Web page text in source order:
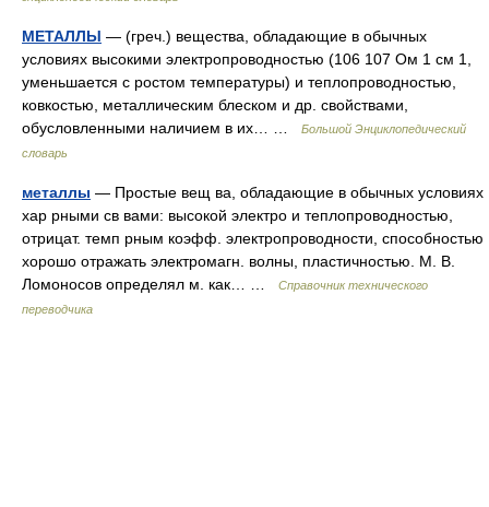
МЕТАЛЛЫ — (греч.) вещества, обладающие в обычных
условиях высокими электропроводностью (106 107 Ом 1 см 1,
уменьшается с ростом температуры) и теплопроводностью,
ковкостью, металлическим блеском и др. свойствами,
обусловленными наличием в их… …
Большой Энциклопедический
словарь
металлы — Простые вещ ва, обладающие в обычных условиях
хар рными св вами: высокой электро и теплопроводностью,
отрицат. темп рным коэфф. электропроводности, способностью
хорошо отражать электромагн. волны, пластичностью. М. В.
Ломоносов определял м. как… …
Справочник технического
переводчика